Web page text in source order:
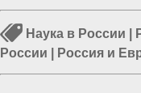
Наука в России
России
Россия и
Власть в РФ|